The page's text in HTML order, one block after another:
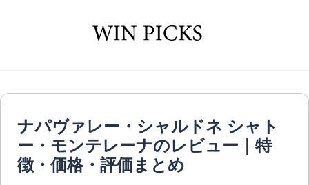
ナパヴァレー・シャルドネ シャト
ー・モンテレーナのレビュー｜特
徴・価格・評価まとめ